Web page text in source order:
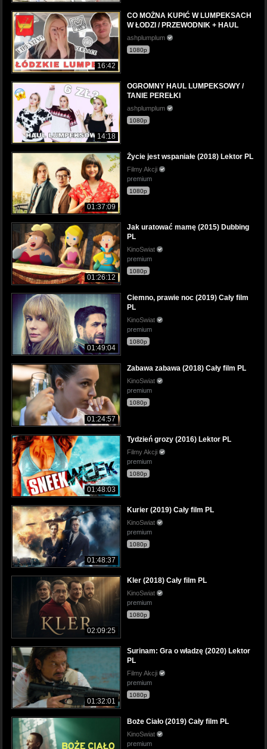
16:42
CO MOŻNA KUPIĆ W LUMPEKSACH
W ŁODZI / PRZEWODNIK + HAUL
ashplumplum
1080p
14:18
OGROMNY HAUL LUMPEKSOWY /
TANIE PEREŁKI
ashplumplum
1080p
01:37:09
Życie jest wspaniałe (2018) Lektor PL
Filmy Akcji
premium
1080p
01:26:12
Jak uratować mamę (2015) Dubbing
PL
KinoSwiat
premium
1080p
01:49:04
Ciemno, prawie noc (2019) Cały film
PL
KinoSwiat
premium
1080p
01:24:57
Zabawa zabawa (2018) Cały film PL
KinoSwiat
premium
1080p
01:48:03
Tydzień grozy (2016) Lektor PL
Filmy Akcji
premium
1080p
01:48:37
Kurier (2019) Cały film PL
KinoSwiat
premium
1080p
02:09:25
Kler (2018) Cały film PL
KinoSwiat
premium
1080p
01:32:01
Surinam: Gra o władzę (2020) Lektor
PL
Filmy Akcji
premium
1080p
Boże Ciało (2019) Cały film PL
KinoSwiat
premium